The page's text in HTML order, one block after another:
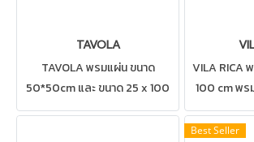
TAVOLA
TAVOLA พรมแผ่น ขนาด
50*50cm และ ขนาด 25 x 100
cm ออกแบบให้พรมเข้ากับทุก
VILA RICA
100 cm พร
เล่นให้กับสถ
ปูได้ทุกสถานที่
Best Seller